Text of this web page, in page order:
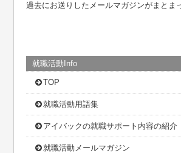
過去にお送りしたメールマガジンがまとま
就職活動Info
TOP
就職活動用語集
アイバックの就職サポート内容の紹介
就職活動メールマガジン